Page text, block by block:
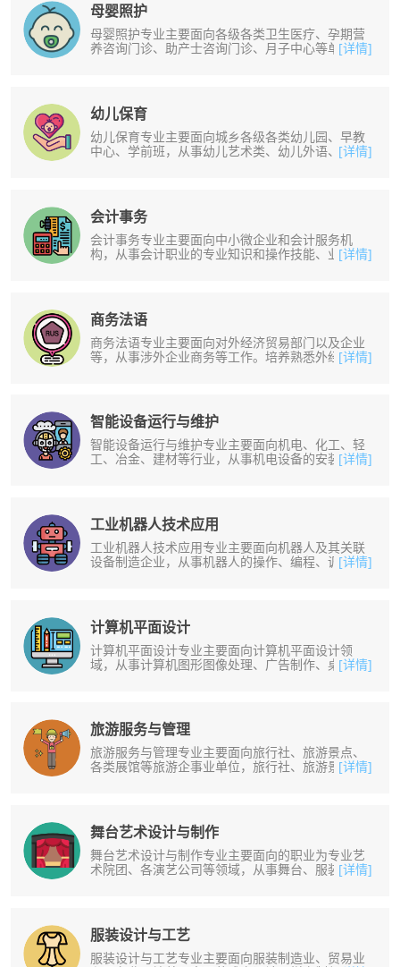
母婴照护
母婴照护专业主要面向各级各类卫生医疗、孕期营
养咨询门诊、助产士咨询门诊、月子中心等单位从
[详情]
幼儿保育
幼儿保育专业主要面向城乡各级各类幼儿园、早教
中心、学前班，从事幼儿艺术类、幼儿外语、幼儿
[详情]
会计事务
会计事务专业主要面向中小微企业和会计服务机
构，从事会计职业的专业知识和操作技能、业务精
[详情]
商务法语
商务法语专业主要面向对外经济贸易部门以及企业
等，从事涉外企业商务等工作。培养熟悉外经贸理
[详情]
智能设备运行与维护
智能设备运行与维护专业主要面向机电、化工、轻
工、冶金、建材等行业，从事机电设备的安装、调
[详情]
工业机器人技术应用
工业机器人技术应用专业主要面向机器人及其关联
设备制造企业，从事机器人的操作、编程、调试和
[详情]
计算机平面设计
计算机平面设计专业主要面向计算机平面设计领
域，从事计算机图形图像处理、广告制作、桌面排
[详情]
旅游服务与管理
旅游服务与管理专业主要面向旅行社、旅游景点、
各类展馆等旅游企事业单位，旅行社、旅游景点、
[详情]
舞台艺术设计与制作
舞台艺术设计与制作专业主要面向的职业为专业艺
术院团、各演艺公司等领域，从事舞台、服装、化
[详情]
服装设计与工艺
服装设计与工艺专业主要面向服装制造业、贸易业